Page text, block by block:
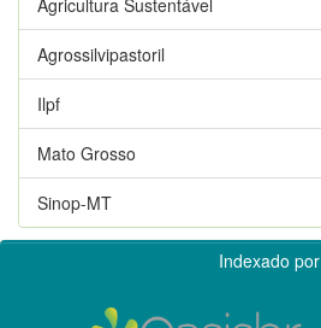
Agrossilvipastoril
Ilpf
Mato Grosso
Sinop-MT
Indexado por